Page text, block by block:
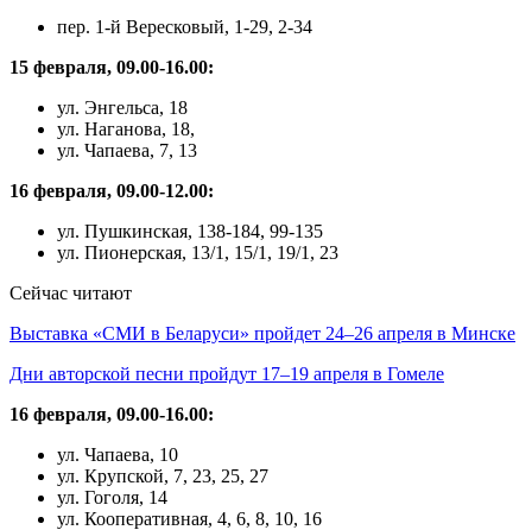
пер. 1-й Вересковый, 1-29, 2-34
15 февраля, 09.00-16.00:
ул. Энгельса, 18
ул. Наганова, 18,
ул. Чапаева, 7, 13
16 февраля, 09.00-12.00:
ул. Пушкинская, 138-184, 99-135
ул. Пионерская, 13/1, 15/1, 19/1, 23
Сейчас читают
Выставка «СМИ в Беларуси» пройдет 24–26 апреля в Минске
Дни авторской песни пройдут 17–19 апреля в Гомеле
16 февраля, 09.00-16.00:
ул. Чапаева, 10
ул. Крупской, 7, 23, 25, 27
ул. Гоголя, 14
ул. Кооперативная, 4, 6, 8, 10, 16